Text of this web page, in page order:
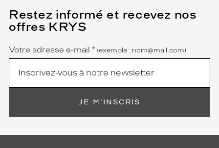
Restez informé et recevez nos
offres KRYS
Name
Votre adresse e-mail *
(Ce
champ
est
obligatoire)
(exemple : nom@mail.com)
JE M'INSCRIS